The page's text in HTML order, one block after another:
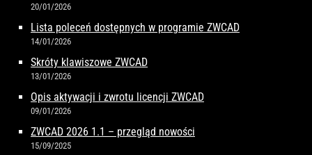
20/01/2026
Lista poleceń dostępnych w programie ZWCAD
14/01/2026
Skróty klawiszowe ZWCAD
13/01/2026
Opis aktywacji i zwrotu licencji ZWCAD
09/01/2026
ZWCAD 2026 1.1 – przegląd nowości
15/09/2025